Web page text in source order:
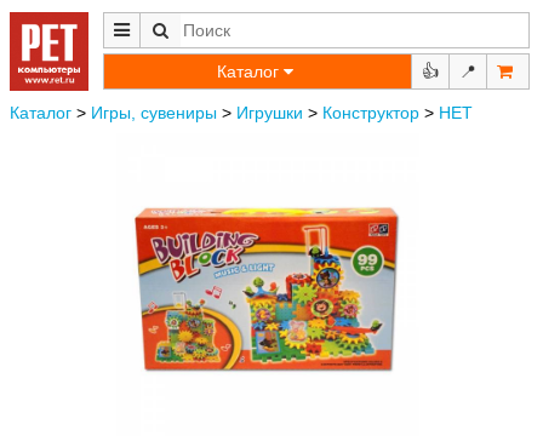
Каталог 👍 📍
Каталог > Игры, сувениры > Игрушки > Конструктор > НЕТ